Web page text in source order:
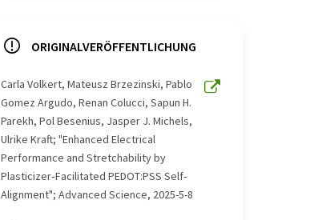
ORIGINALVERÖFFENTLICHUNG
Carla Volkert, Mateusz Brzezinski, Pablo
Gomez Argudo, Renan Colucci, Sapun H.
Parekh, Pol Besenius, Jasper J. Michels,
Ulrike Kraft; "Enhanced Electrical
Performance and Stretchability by
Plasticizer‐Facilitated PEDOT:PSS Self‐
Alignment"; Advanced Science, 2025-5-8